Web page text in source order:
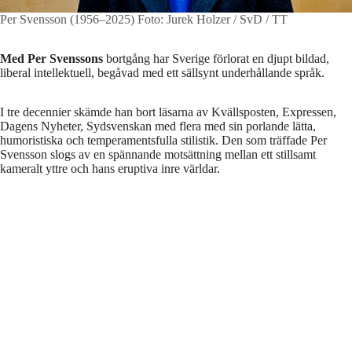
Per Svensson (1956–2025) Foto: Jurek Holzer / SvD / TT
Med Per Svenssons bortgång har Sverige förlorat en djupt bildad,
liberal intellektuell, begåvad med ett sällsynt underhållande språk.
I tre decennier skämde han bort läsarna av Kvällsposten, Expressen,
Dagens Nyheter, Sydsvenskan med flera med sin porlande lätta,
humoristiska och temperamentsfulla stilistik. Den som träffade Per
Svensson slogs av en spännande motsättning mellan ett stillsamt
kameralt yttre och hans eruptiva inre världar.